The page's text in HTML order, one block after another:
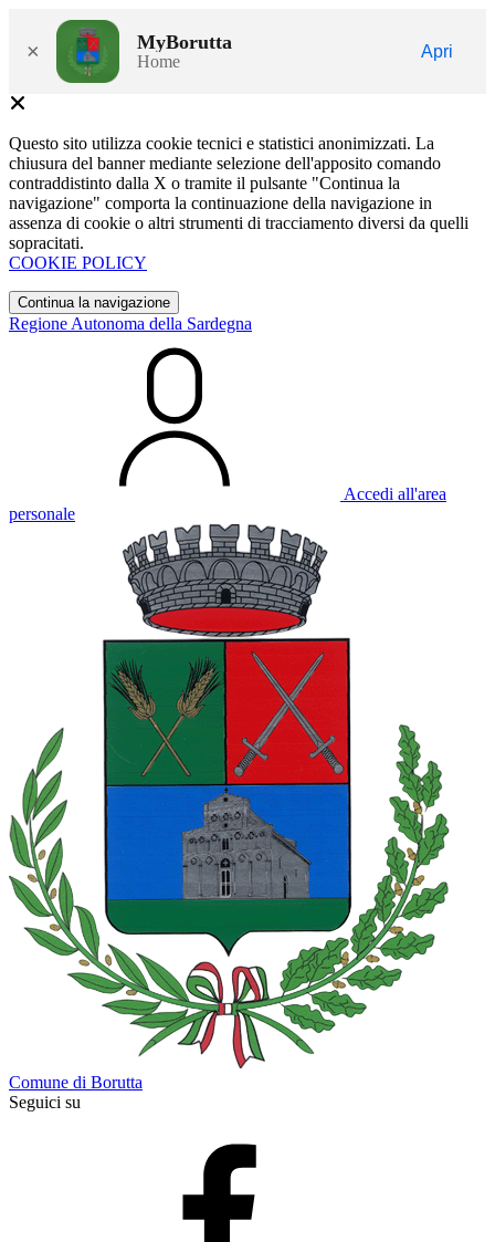
× MyBorutta
Home
Apri
Questo sito utilizza cookie tecnici e statistici anonimizzati. La
chiusura del banner mediante selezione dell'apposito comando
contraddistinto dalla X o tramite il pulsante "Continua la
navigazione" comporta la continuazione della navigazione in
assenza di cookie o altri strumenti di tracciamento diversi da quelli
sopracitati.
COOKIE POLICY
Continua la navigazione
Regione Autonoma della Sardegna
Accedi all'area
personale
Comune di Borutta
Seguici su